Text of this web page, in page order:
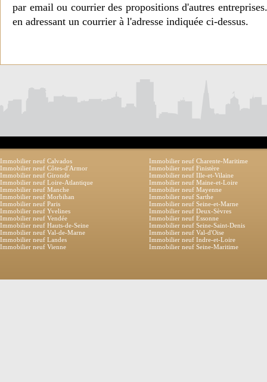
par email ou courrier des propositions d'autres
en adressant un courrier à l'adresse indiquée ci-dessus.
Immobilier neuf Calvados
Immobilier neuf Charente-Maritime
Immobilier neuf Côtes-d'Armor
Immobilier neuf Finistère
Immobilier neuf Gironde
Immobilier neuf Ille-et-Vilaine
Immobilier neuf Loire-Atlantique
Immobilier neuf Maine-et-Loire
Immobilier neuf Manche
Immobilier neuf Mayenne
Immobilier neuf Morbihan
Immobilier neuf Sarthe
Immobilier neuf Paris
Immobilier neuf Seine-et-Marne
Immobilier neuf Yvelines
Immobilier neuf Deux-Sèvres
Immobilier neuf Vendée
Immobilier neuf Essonne
Immobilier neuf Hauts-de-Seine
Immobilier neuf Seine-Saint-Denis
Immobilier neuf Val-de-Marne
Immobilier neuf Val-d'Oise
Immobilier neuf Landes
Immobilier neuf Indre-et-Loire
Immobilier neuf Vienne
Immobilier neuf Seine-Maritime